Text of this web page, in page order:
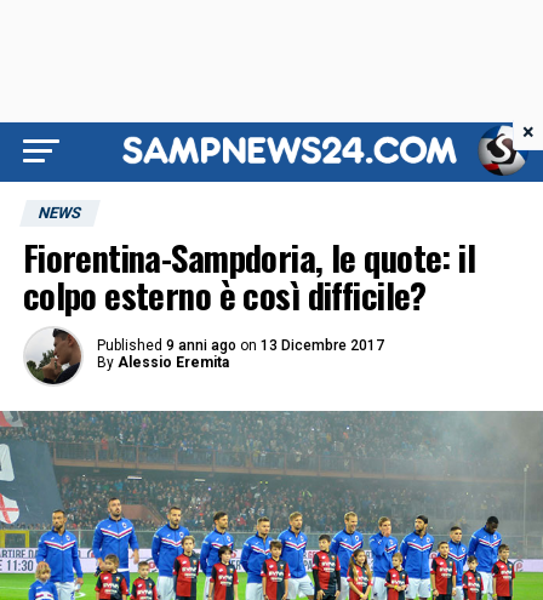
NEWS
Fiorentina-Sampdoria, le quote: il
colpo esterno è così difficile?
Published 9 anni ago on 13 Dicembre 2017
By Alessio Eremita
×